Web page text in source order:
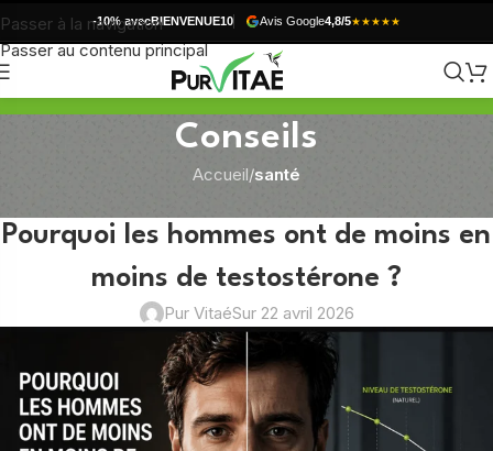
Passer à la navigation
Passer au contenu principal
-10% avecBIENVENUE10 Avis Google4,8/5★★★★★
Conseils
Accueil/santé
Pourquoi les hommes ont de moins en
moins de testostérone ?
Pur VitaéSur 22 avril 2026